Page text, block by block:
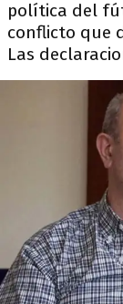
política del
conflicto que
Las